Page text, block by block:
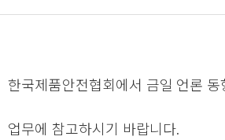
한국제품안전협회에서 금일 언론
업무에 참고하시기 바랍니다.